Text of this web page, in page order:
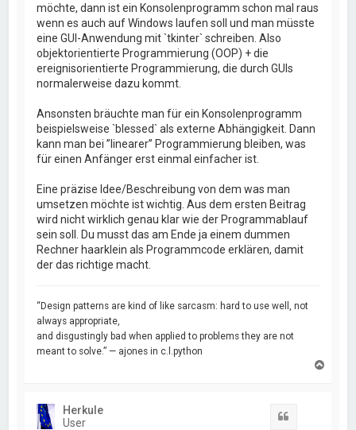
möchte, dann ist ein Konsolenprogramm schon mal raus
wenn es auch auf Windows laufen soll und man müsste
eine GUI-Anwendung mit `tkinter` schreiben. Also
objektorientierte Programmierung (OOP) + die
ereignisorientierte Programmierung, die durch GUIs
normalerweise dazu kommt.
Ansonsten bräuchte man für ein Konsolenprogramm
beispielsweise `blessed` als externe Abhängigkeit. Dann
kann man bei ”linearer” Programmierung bleiben, was
für einen Anfänger erst einmal einfacher ist.
Eine präzise Idee/Beschreibung von dem was man
umsetzen möchte ist wichtig. Aus dem ersten Beitrag
wird nicht wirklich genau klar wie der Programmablauf
sein soll. Du musst das am Ende ja einem dummen
Rechner haarklein als Programmcode erklären, damit
der das richtige macht.
“Design patterns are kind of like sarcasm: hard to use well, not
always appropriate,
and disgustingly bad when applied to problems they are not
meant to solve.” — ajones in c.l.python
Herkule
User